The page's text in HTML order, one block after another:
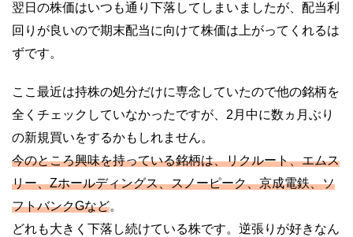
翌日の株価はいつも通り下落してしまいましたが、配当利
回りが良いので期末配当に向けて株価は上がってくれるは
ずです。
ここ最近は持株の処分だけに専念していたので他の銘柄を
全くチェックしていなかったですが、2月中に数ヵ月ぶり
の新規買いをするかもしれません。
今のところ興味を持っている銘柄は、リクルート、エムス
リー、Zホールディングス、スノーピーク、京成電鉄、ソ
フトバンクGなど。
どれも大きく下落し続けている株です。逆張りが好きなん